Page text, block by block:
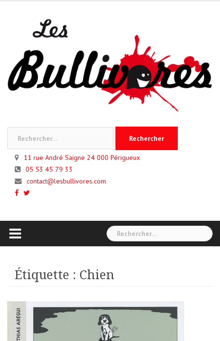
11 rue André Saigne 24 000 Périgueux
05 53 45 79 33
contact@lesbullivores.com
Rechercher :
Étiquette : Chien